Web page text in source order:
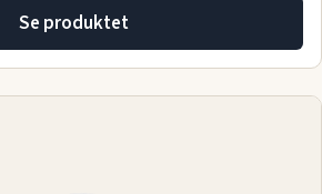
Se produktet